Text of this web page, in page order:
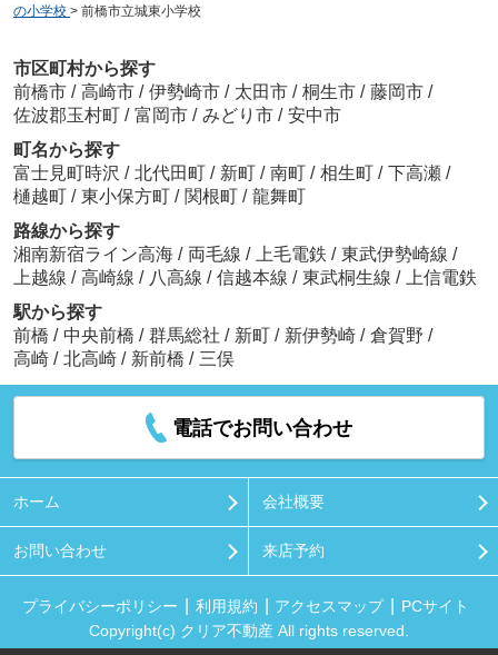
の小学校 > 前橋市立城東小学校
市区町村から探す
前橋市 / 高崎市 / 伊勢崎市 / 太田市 / 桐生市 / 藤岡市 /
佐波郡玉村町 / 富岡市 / みどり市 / 安中市
町名から探す
富士見町時沢 / 北代田町 / 新町 / 南町 / 相生町 / 下高瀬 /
樋越町 / 東小保方町 / 関根町 / 龍舞町
路線から探す
湘南新宿ライン高海 / 両毛線 / 上毛電鉄 / 東武伊勢崎線 /
上越線 / 高崎線 / 八高線 / 信越本線 / 東武桐生線 /
上信電鉄
駅から探す
前橋 / 中央前橋 / 群馬総社 / 新町 / 新伊勢崎 / 倉賀野 /
高崎 / 北高崎 / 新前橋 / 三俣
電話でお問い合わせ
ホーム 会社概要
お問い合わせ 来店予約
プライバシーポリシー 利用規約 アクセスマップ
PCサイト
Copyright(c) クリア不動産 All rights reserved.